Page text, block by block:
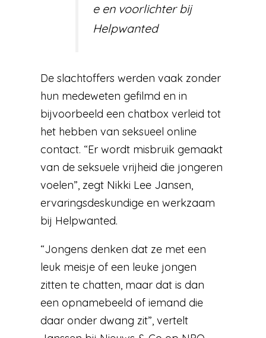
e en voorlichter bij
Helpwanted
De slachtoffers werden vaak zonder
hun medeweten gefilmd en in
bijvoorbeeld een chatbox verleid tot
het hebben van seksueel online
contact. “Er wordt misbruik gemaakt
van de seksuele vrijheid die jongeren
voelen”, zegt Nikki Lee Jansen,
ervaringsdeskundige en werkzaam
bij Helpwanted.
“Jongens denken dat ze met een
leuk meisje of een leuke jongen
zitten te chatten, maar dat is dan
een opnamebeeld of iemand die
daar onder dwang zit”, vertelt